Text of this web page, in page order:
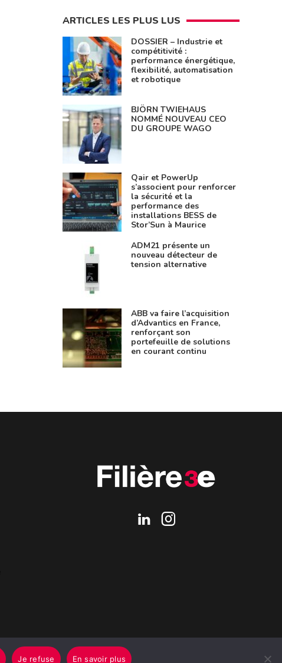
ARTICLES LES PLUS LUS
DOSSIER – Industrie et
compétitivité :
performance énergétique,
flexibilité, automatisation
et robotique
BJÖRN TWIEHAUS
NOMMÉ NOUVEAU CEO
DU GROUPE WAGO
Qair et PowerUp
s’associent pour renforcer
la sécurité et la
performance des
installations BESS de
Stor’Sun à Maurice
ADM21 présente un
nouveau détecteur de
tension alternative
ABB va faire l’acquisition
d’Advantics en France,
renforçant son
portefeuille de solutions
en courant continu
Je refuse En savoir plus